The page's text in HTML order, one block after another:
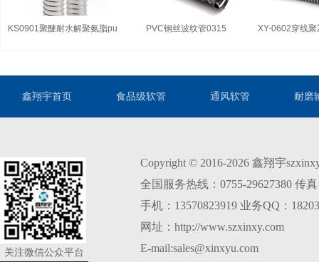
KS0901聚醚耐水解聚氨脂pu PVC钢丝波纹管0315 XY-0602穿线
鑫翔宇首页 食品级软管 通风软管 耐磨
关注微信公众平台
Copyright © 2016-2026 鑫翔宇
全国服务热线：0755-29627380 传
手机：13570823919 业务QQ：
网址：http://www.szxinxy.com
E-mail:sales@xinxyu.com